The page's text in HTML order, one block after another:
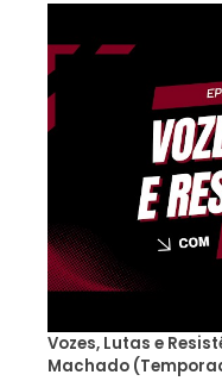
Vozes, Lutas e
Machado